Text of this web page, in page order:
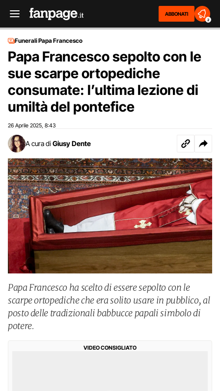
ABBONATI
2
Funerali Papa Francesco
Papa Francesco sepolto con le
sue scarpe ortopediche
consumate: l’ultima lezione di
umiltà del pontefice
26 Aprile 2025 8:43
A cura di Giusy Dente
Papa Francesco ha scelto di essere sepolto con le
scarpe ortopediche che era solito usare in pubblico, al
posto delle tradizionali babbucce papali simbolo di
potere.
VIDEO CONSIGLIATO